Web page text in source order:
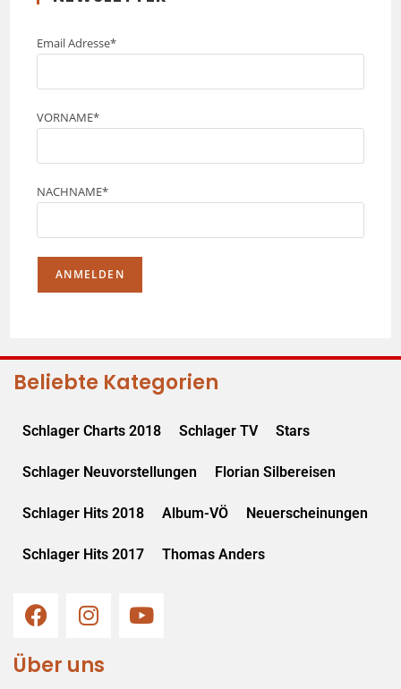
Email Adresse*
VORNAME*
NACHNAME*
Beliebte Kategorien
Schlager Charts 2018 Schlager TV Stars
Schlager Neuvorstellungen Florian Silbereisen
Schlager Hits 2018 Album-VÖ Neuerscheinungen
Schlager Hits 2017 Thomas Anders
Über uns